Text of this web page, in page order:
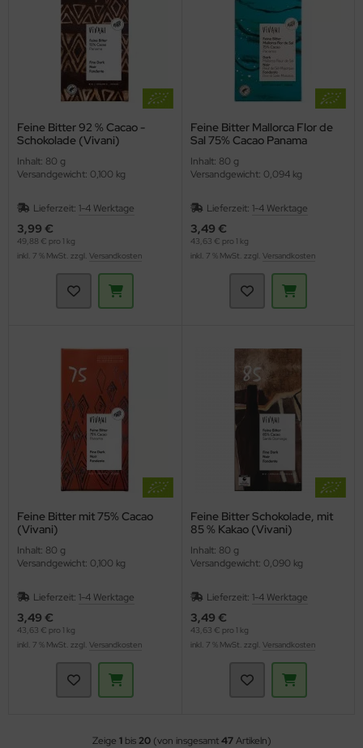
Feine Bitter 92 % Cacao -
Schokolade (Vivani)
Inhalt: 80 g
Versandgewicht: 0,100 kg
Lieferzeit: 1-4 Werktage
3,99 €
49,88 € pro 1 kg
inkl. 7 % MwSt. zzgl. Versandkosten
Feine Bitter Mallorca Flor de
Sal 75% Cacao Panama
Inhalt: 80 g
Versandgewicht: 0,094 kg
Lieferzeit: 1-4 Werktage
3,49 €
43,63 € pro 1 kg
inkl. 7 % MwSt. zzgl. Versandkosten
Feine Bitter mit 75% Cacao
(Vivani)
Inhalt: 80 g
Versandgewicht: 0,100 kg
Lieferzeit: 1-4 Werktage
3,49 €
43,63 € pro 1 kg
inkl. 7 % MwSt. zzgl. Versandkosten
Feine Bitter Schokolade, mit
85 % Kakao (Vivani)
Inhalt: 80 g
Versandgewicht: 0,090 kg
Lieferzeit: 1-4 Werktage
3,49 €
43,63 € pro 1 kg
inkl. 7 % MwSt. zzgl. Versandkosten
Zeige 1bis20(von insgesamt47Artikeln)